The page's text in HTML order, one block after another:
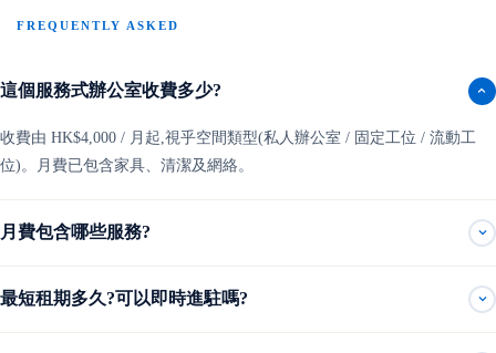
FREQUENTLY ASKED
這個服務式辦公室收費多少?
收費由 HK$4,000 / 月起,視乎空間類型(私人辦公室 / 固定工位 / 流動工
位)。月費已包含家具、清潔及網絡。
月費包含哪些服務?
最短租期多久?可以即時進駐嗎?